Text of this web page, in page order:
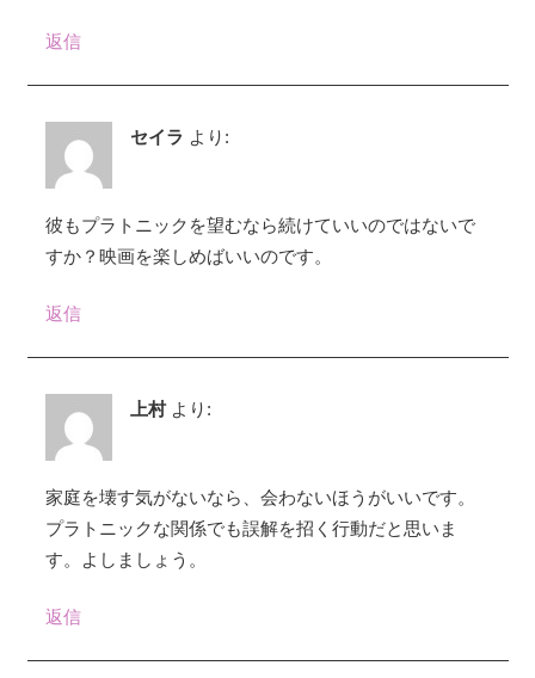
ョ
ン
返信
セイラ より:
彼もプラトニックを望むなら続けていいのではないで
すか？映画を楽しめばいいのです。
返信
上村 より:
家庭を壊す気がないなら、会わないほうがいいです。
プラトニックな関係でも誤解を招く行動だと思いま
す。よしましょう。
返信